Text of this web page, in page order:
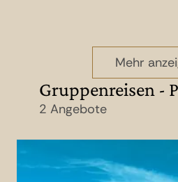
Mehr
Gruppenreisen -
2 Angebote